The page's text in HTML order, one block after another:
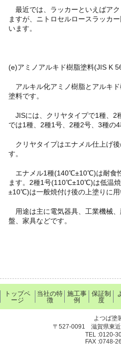
最近では、ラッカーといえばア
ますが、ニトロセルロースラッカ
います。
(e)アミノアルキド樹脂塗料(JIS K
アルキル化アミノ樹脂とアルキ
塗料です。
JISには、クリヤタイプで1種、2
では1種、2種1号、2種2号、3種の4
クリヤタイプはエナメル仕上げ
す。
エナメル1種(140℃±10℃)は耐食
ます。2種1号(110℃±10℃)は低温
±10℃)は一般焼付け後の上塗りに用
用途は主に電気器具、工業機械
盤、家具などです。
トップペ
ージ
当社の特
徴
施工事
例
保証制
度
よつば塗
〒527-0091 滋賀県東
TEL :0120-
FAX :0748-